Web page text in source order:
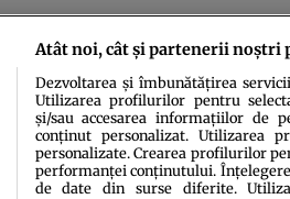
Atât noi, cât și partenerii noștri
Dezvoltarea și îmbunătățirea
Utilizarea profilurilor pentru
și/sau accesarea informațiilor de
conținut personalizat. Utilizarea
personalizate. Crearea profilurilor
performanței conținutului.
de date din surse diferite.